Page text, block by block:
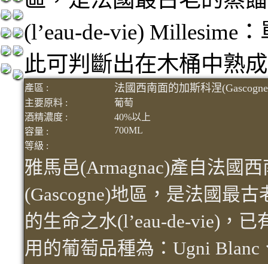
(l’eau-de-vie) Millesime
此可判斷出在木桶中熟
產區 : 法國西南面的加斯科涅
主要原料 :
葡萄
酒精濃度 :
40%以上
容量 :
700ML
等級 :
雅馬邑(Armagnac)產自法國
(Gascogne)地區，是法國最
的生命之水(l’eau-de-vie)，
用的葡萄品種為：Ugni Blanc